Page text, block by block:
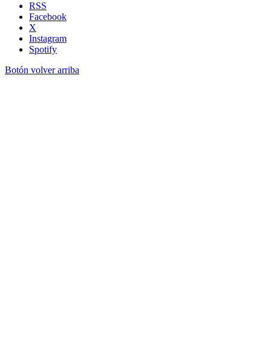
RSS
Facebook
X
Instagram
Spotify
Botón volver arriba